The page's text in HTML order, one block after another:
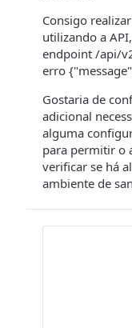
Consigo
utilizando a
endpoint /api/
erro
Gostaria de
adicional
alguma
para permitir o
verificar se há
ambiente de